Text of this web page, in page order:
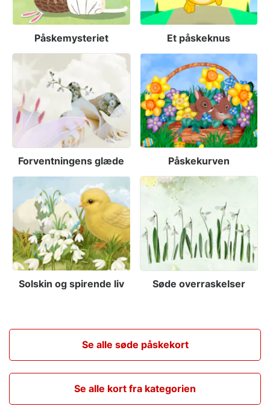
Påskemysteriet Et påskeknus
Forventningens glæde Påskekurven
Solskin og spirende liv Søde overraskelser
Se alle søde påskekort
Se alle kort fra kategorien